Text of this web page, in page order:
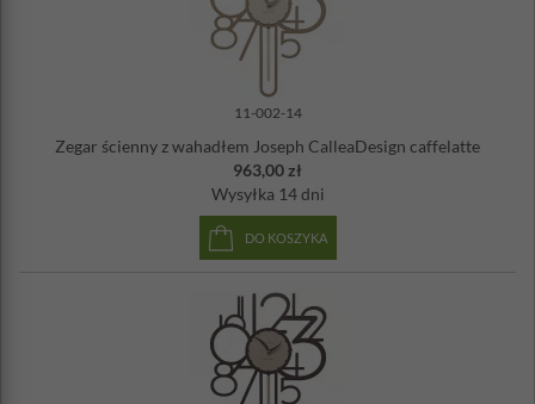
11-002-14
Zegar ścienny z wahadłem Joseph CalleaDesign caffelatte
963,00 zł
Wysyłka 14 dni
DO KOSZYKA